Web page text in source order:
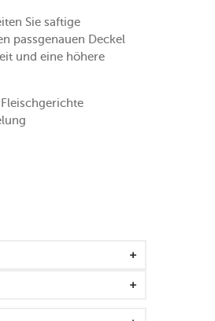
Sie saftige
passgenauen Deckel
und eine höhere